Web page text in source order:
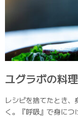
ユグラボの料
レシピを捨てたとき
く。『呼吸』で身に